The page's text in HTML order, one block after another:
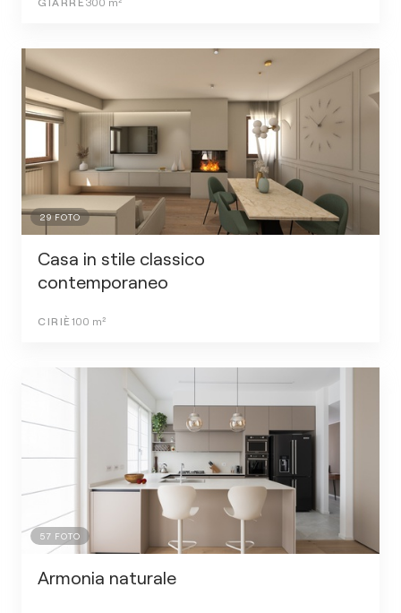
29FOTO
Casa in stile classico
contemporaneo
CIRIÈ 100 m²
57 FOTO
Armonia naturale